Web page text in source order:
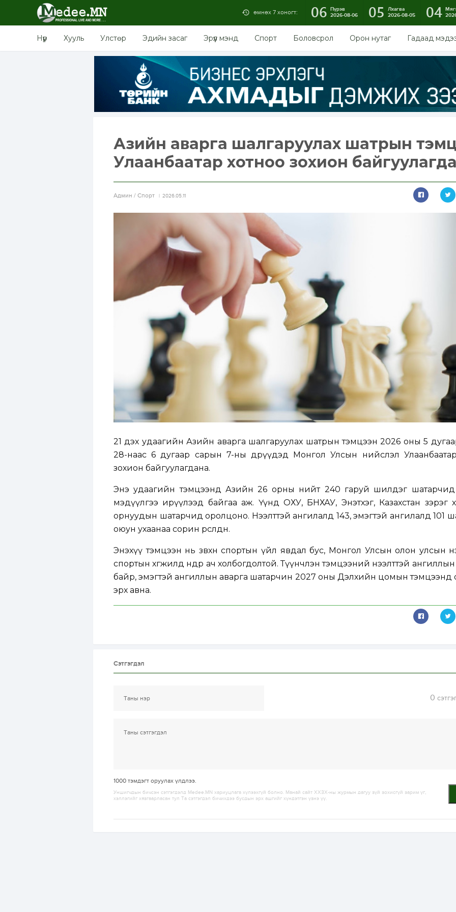
өмнөх 7 хоногт: 06 Пүрэв
2026-08-06
05
Лхагва
2026-08-05
04
Нүүр Хууль Улстөр Эдийн засаг Эрүүл мэнд Спорт Боловсрол Орон нутаг Гадаад
Азийн аварга шалгаруулах шатрын
Улаанбаатар хотноо зохион
Aдмин / Спорт 2026.05.11
21 дэх удаагийн Азийн аварга шалгаруулах шатрын тэмцээн 2026 оны 5
28-наас 6 дугаар сарын 7-ны өдрүүдэд Монгол Улсын нийслэл
зохион байгуулагдана.
Энэ удаагийн тэмцээнд Азийн 26 орны нийт 240 гаруй шилдэг шатарчид
мэдүүлгээ ирүүлээд байгаа аж. Үүнд ОХУ, БНХАУ, Энэтхэг, Казахстан зэрэг
орнуудын шатарчид оролцоно. Нээлттэй ангилалд 143, эмэгтэй ангилалд 101
оюун ухаанаа сорин өрсөлдөнө.
Энэхүү тэмцээн нь зөвхөн спортын үйл явдал бус, Монгол Улсын олон улсын
спортын хөгжилд өндөр ач холбогдолтой. Түүнчлэн тэмцээний нээлттэй
байр, эмэгтэй ангиллын аварга шатарчин 2027 оны Дэлхийн цомын тэмцээнд
эрх авна.
Сэтгэгдэл
0
1000 тэмдэгт оруулах үлдлээ.
Уншигчдын бичсэн сэтгэгдэлд Medee.MN хариуцлага хүлээхгүй болно. Манай сайт ХХЗХ-ны журмын дагуу зүй зохисгүй зарим үг,
хэллэгийг хязгаарласан тул Та сэтгэгдэл бичихдээ бусдын эрх ашгийг хүндэтгэн үзнэ үү.